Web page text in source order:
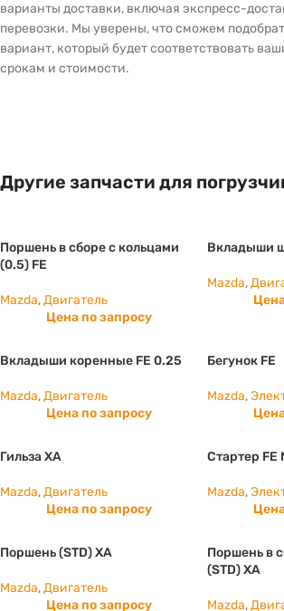
варианты доставки, включая экспресс-
перевозки. Мы уверены, что сможем
вариант, который будет соответствовать
срокам и стоимости.
Другие запчасти для
Поршень в сборе с кольцами
(0.5) FE
Mazda,Двигатель
Цена по запросу
Вкладыши
Mazda,
Вкладыши коренные FE 0.25
Mazda,Двигатель
Цена по запросу
Бегунок FE
Mazda,
Гильза ХА
Mazda,Двигатель
Цена по запросу
Стартер FE
Mazda,
Поршень (STD) ХА
Mazda,Двигатель
Цена по запросу
Поршень в
(STD) ХА
Mazda,